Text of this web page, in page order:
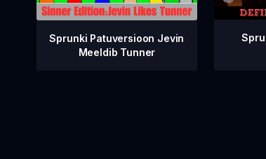
Sprunki Patuversioon Jevin
Meeldib Tunner